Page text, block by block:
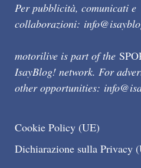
Per pubblicità, comunicati e
collaborazioni:
motorilive is part of the
IsayBlog! network. For
other opportunities:
Cookie Policy (UE)
Dichiarazione sulla Privacy